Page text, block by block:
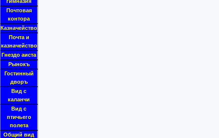
Почтовая
контора
Казначейство
Почта и
казначейство
Гнездо аиста
Рынокъ
Гостинный
дворъ
Вид с
каланчи
Вид с
птичьего
полета
Общий вид